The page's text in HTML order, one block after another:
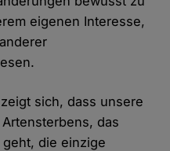
eigenen Interesse,
sich, dass unsere
das
die einzige